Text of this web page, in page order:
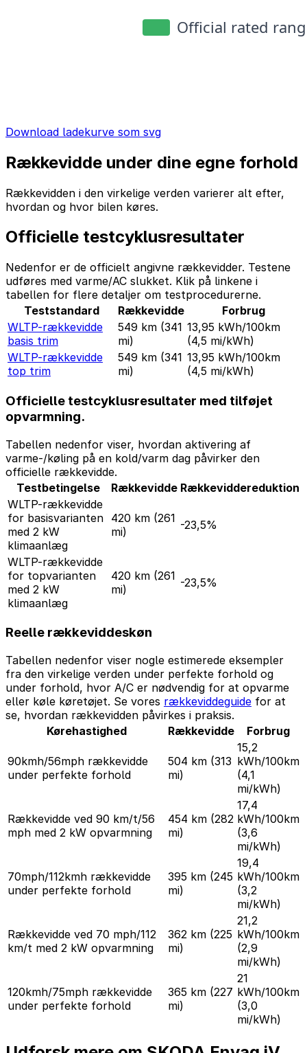
Download ladekurve som svg
Rækkevidde under dine egne forhold
Rækkevidden i den virkelige verden varierer alt efter,
hvordan og hvor bilen køres.
Officielle testcyklusresultater
Nedenfor er de officielt angivne rækkevidder. Testene
udføres med varme/AC slukket. Klik på linkene i
tabellen for flere detaljer om testprocedurerne.
Teststandard
Rækkevidde
Forbrug
WLTP-rækkevidde
basis trim
549 km (341
mi)
13,95 kWh/100km
(4,5 mi/kWh)
WLTP-rækkevidde
top trim
549 km (341
mi)
13,95 kWh/100km
(4,5 mi/kWh)
Officielle testcyklusresultater med tilføjet
opvarmning.
Tabellen nedenfor viser, hvordan aktivering af
varme-/køling på en kold/varm dag påvirker den
officielle rækkevidde.
Testbetingelse
Rækkevidde Rækkeviddereduktion
WLTP-rækkevidde
for basisvarianten
med 2 kW
klimaanlæg
420 km (261
mi)
-23,5%
WLTP-rækkevidde
for topvarianten
med 2 kW
klimaanlæg
420 km (261
mi)
-23,5%
Reelle rækkeviddeskøn
Tabellen nedenfor viser nogle estimerede eksempler
fra den virkelige verden under perfekte forhold og
under forhold, hvor A/C er nødvendig for at opvarme
eller køle køretøjet. Se vores rækkeviddeguide for at
se, hvordan rækkevidden påvirkes i praksis.
Kørehastighed
Rækkevidde Forbrug
90kmh/56mph rækkevidde
under perfekte forhold
504 km (313
mi)
15,2
kWh/100km
(4,1
mi/kWh)
Rækkevidde ved 90 km/t/56
mph med 2 kW opvarmning
454 km (282
mi)
17,4
kWh/100km
(3,6
mi/kWh)
70mph/112kmh rækkevidde
under perfekte forhold
395 km (245
mi)
19,4
kWh/100km
(3,2
mi/kWh)
Rækkevidde ved 70 mph/112
km/t med 2 kW opvarmning
362 km (225
mi)
21,2
kWh/100km
(2,9
mi/kWh)
120kmh/75mph rækkevidde
under perfekte forhold
365 km (227
mi)
21
kWh/100km
(3,0
mi/kWh)